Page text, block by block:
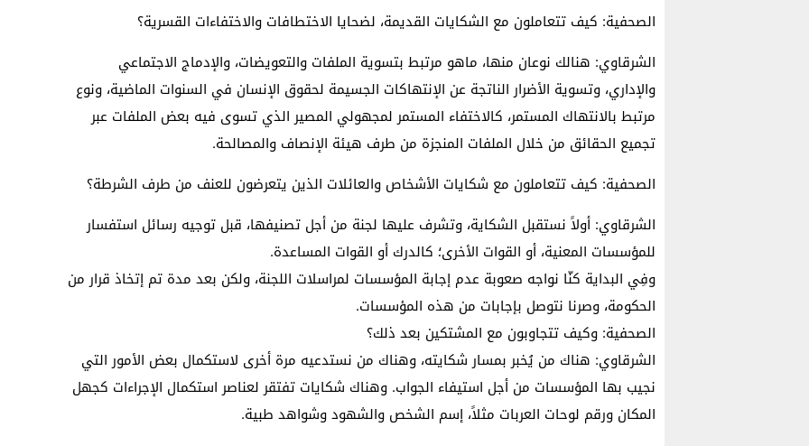
الصحفية: كيف تتعاملون مع الشكايات القديمة، لضحايا الاختطافات والاختفاءات القسرية؟
الشرقاوي: هنالك نوعان منها، ماهو مرتبط بتسوية الملفات والتعويضات، والإدماج الاجتماعي
والإداري، وتسوية الأضرار الناتجة عن الإنتهاكات الجسيمة لحقوق الإنسان في السنوات الماضية، ونوع
مرتبط بالانتهاك المستمر، كالاختفاء المستمر لمجهولي المصير الذي تسوى فيه بعض الملفات عبر
تجميع الحقائق من خلال الملفات المنجزة من طرف هيئة الإنصاف والمصالحة.
الصحفية: كيف تتعاملون مع شكايات الأشخاص والعائلات الذين يتعرضون للعنف من طرف الشرطة؟
الشرقاوي: أولاً نستقبل الشكاية، وتشرف عليها لجنة من أجل تصنيفها، قبل توجيه رسائل استفسار
للمؤسسات المعنية، أو القوات الأخرى؛ كالدرك أو القوات المساعدة.
وفِي البداية كنّا نواجه صعوبة عدم إجابة المؤسسات لمراسلات اللجنة، ولكن بعد مدة تم إتخاذ قرار من
الحكومة، وصرنا نتوصل بإجابات من هذه المؤسسات.
الصحفية: وكيف تتجاوبون مع المشتكين بعد ذلك؟
الشرقاوي: هناك من يُخبر بمسار شكايته، وهناك من نستدعيه مرة أخرى لاستكمال بعض الأمور التي
نجيب بها المؤسسات من أجل استيفاء الجواب. وهناك شكايات تفتقر لعناصر استكمال الإجراءات كجهل
المكان ورقم لوحات العربات مثلاً، إسم الشخص والشهود وشواهد طبية.